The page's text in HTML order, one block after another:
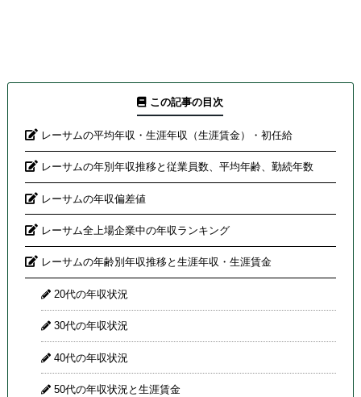
この記事の目次
レーサムの平均年収・生涯年収（生涯賃金）・初任給
レーサムの年別年収推移と従業員数、平均年齢、勤続年数
レーサムの年収偏差値
レーサム全上場企業中の年収ランキング
レーサムの年齢別年収推移と生涯年収・生涯賃金
20代の年収状況
30代の年収状況
40代の年収状況
50代の年収状況と生涯賃金